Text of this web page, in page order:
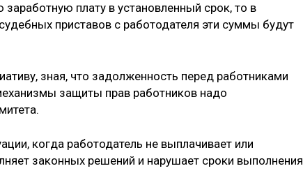
плату в установленный срок, то в
приставов с работодателя эти суммы будут
зная, что задолженность перед работниками
защиты прав работников надо
когда работодатель не выплачивает или
законных решений и нарушает сроки выполнения